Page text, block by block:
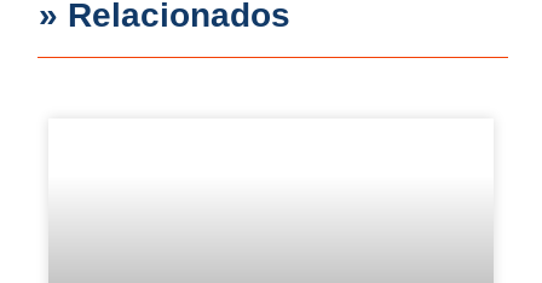
» Relacionados